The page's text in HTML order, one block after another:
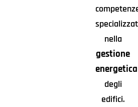
nella
gestione
energetica
degli
edifici.